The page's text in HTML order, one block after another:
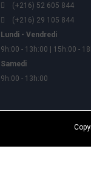
(+216) 52 605 844
(+216) 29 105 844
Lundi - Vendredi
9h:00 - 13h:00 | 15h:00 -
Samedi
9h:00 - 13h:00